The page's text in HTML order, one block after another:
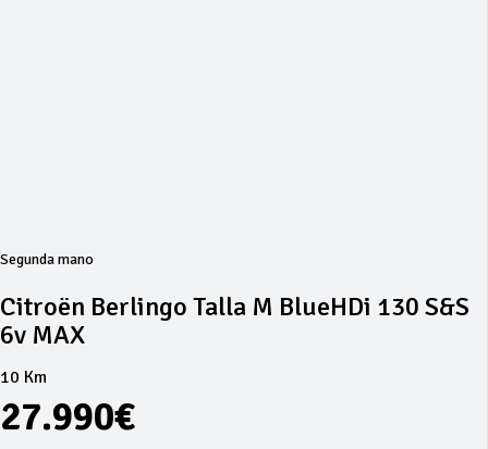
Segunda mano
Citroën Berlingo Talla M BlueHDi 130 S&S
6v MAX
10 Km
27.990€